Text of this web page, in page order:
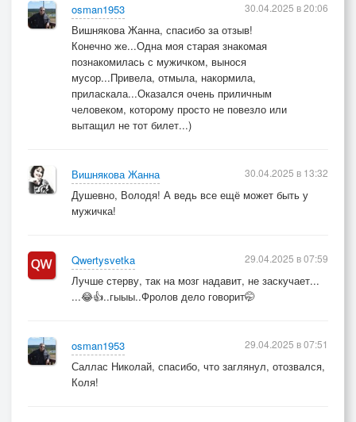
osman1953
Вишнякова Жанна, спасибо за отзыв!
Конечно же...Одна моя старая знакомая
познакомилась с мужичком, вынося
мусор...Привела, отмыла, накормила,
приласкала...Оказался очень приличным
человеком, которому просто не повезло или
вытащил не тот билет...)
30.04.2025 в 20:06
Вишнякова Жанна
Душевно, Володя! А ведь все ещё может быть у
мужичка!
30.04.2025 в 13:32
Qwertysvetka
Лучше стерву, так на мозг надавит, не заскучает...
...😂👍..гыыы..Фролов дело говорит🤭
29.04.2025 в 07:59
osman1953
Саллас Николай, спасибо, что заглянул, отозвался,
Коля!
29.04.2025 в 07:51